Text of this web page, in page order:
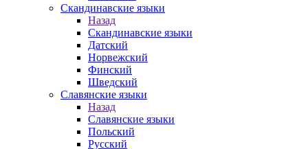
Скандинавские языки
Назад
Скандинавские языки
Датский
Норвежский
Финский
Шведский
Славянские языки
Назад
Славянские языки
Польский
Русский